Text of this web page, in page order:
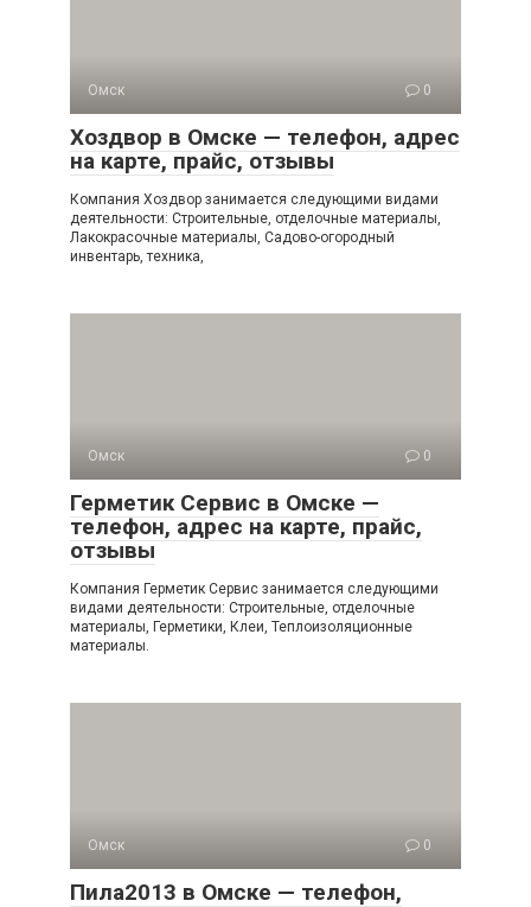
Омск 0
Хоздвор в Омске — телефон, адрес
на карте, прайс, отзывы
Компания Хоздвор занимается следующими видами
деятельности: Строительные, отделочные материалы,
Лакокрасочные материалы, Садово-огородный
инвентарь, техника,
Омск 0
Герметик Сервис в Омске —
телефон, адрес на карте, прайс,
отзывы
Компания Герметик Сервис занимается следующими
видами деятельности: Строительные, отделочные
материалы, Герметики, Клеи, Теплоизоляционные
материалы.
Омск 0
Пила2013 в Омске — телефон,